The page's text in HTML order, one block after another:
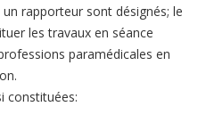
rapporteur sont désignés; le
les travaux en séance
paramédicales en
constituées: